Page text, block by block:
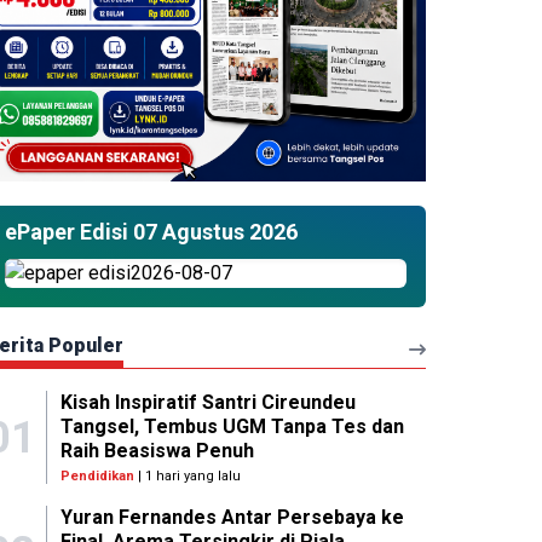
ePaper Edisi 07 Agustus 2026
Populer
Kisah Inspiratif Santri Cireundeu
Tangsel, Tembus UGM Tanpa Tes dan
Raih Beasiswa Penuh
Pendidikan | 1 hari yang lalu
Yuran Fernandes Antar Persebaya ke